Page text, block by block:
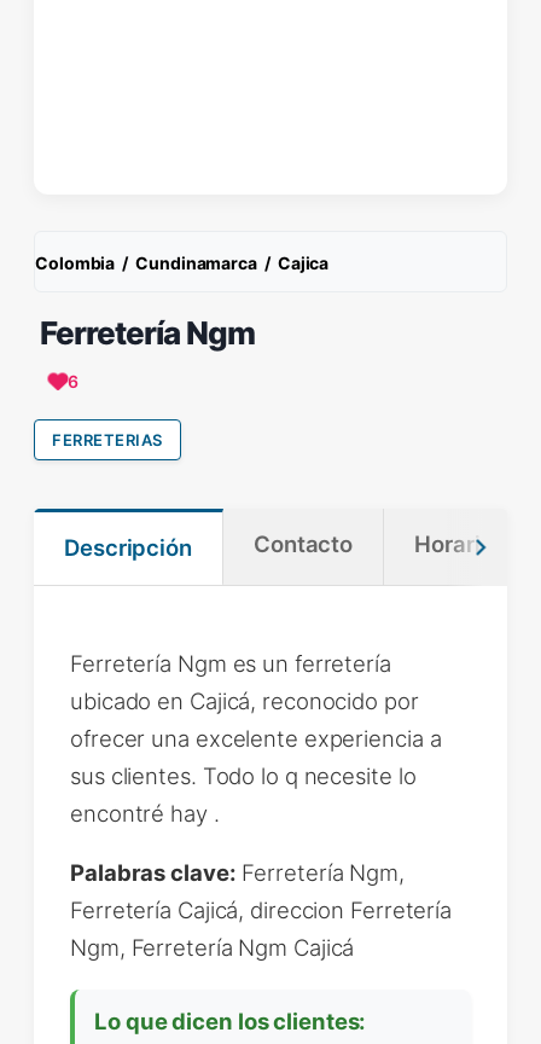
Colombia / Cundinamarca / Cajica
Ferretería Ngm
6
FERRETERIAS
Descripción Contacto Horario
Ferretería Ngm es un ferretería
ubicado en Cajicá, reconocido por
ofrecer una excelente experiencia a
sus clientes. Todo lo q necesite lo
encontré hay .
Palabras clave: Ferretería Ngm,
Ferretería Cajicá, direccion Ferretería
Ngm, Ferretería Ngm Cajicá
Lo que dicen los clientes: